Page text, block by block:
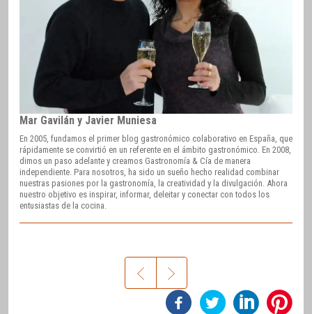
Mar Gavilán y Javier Muniesa
En 2005, fundamos el primer blog gastronómico colaborativo en España, que
rápidamente se convirtió en un referente en el ámbito gastronómico. En 2008,
dimos un paso adelante y creamos Gastronomía & Cía de manera
independiente. Para nosotros, ha sido un sueño hecho realidad combinar
nuestras pasiones por la gastronomía, la creatividad y la divulgación. Ahora
nuestro objetivo es inspirar, informar, deleitar y conectar con todos los
entusiastas de la cocina.